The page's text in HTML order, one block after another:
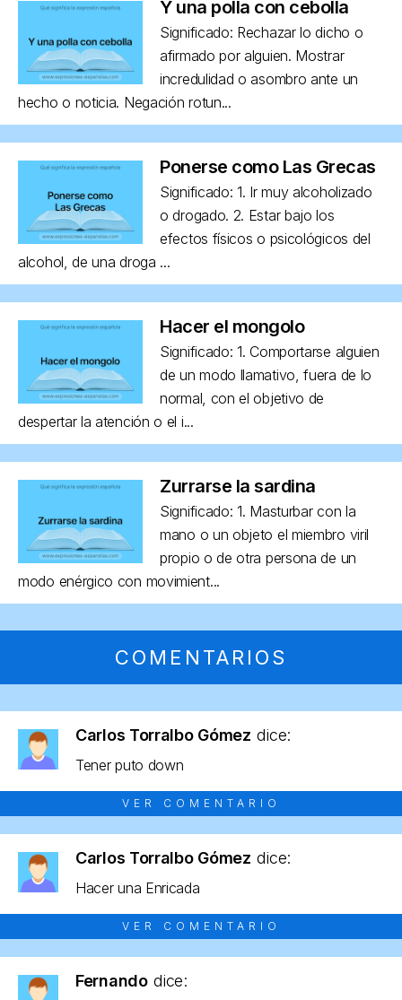
Y una polla con cebolla
Significado: Rechazar lo dicho o
afirmado por alguien. Mostrar
incredulidad o asombro ante un
hecho o noticia. Negación rotun...
Ponerse como Las Grecas
Significado: 1. Ir muy alcoholizado
o drogado. 2. Estar bajo los
efectos físicos o psicológicos del
alcohol, de una droga ...
Hacer el mongolo
Significado: 1. Comportarse alguien
de un modo llamativo, fuera de lo
normal, con el objetivo de
despertar la atención o el i...
Zurrarse la sardina
Significado: 1. Masturbar con la
mano o un objeto el miembro viril
propio o de otra persona de un
modo enérgico con movimient...
COMENTARIOS
Carlos Torralbo Gómez dice:
Tener puto down
VER COMENTARIO
Carlos Torralbo Gómez dice:
Hacer una Enricada
VER COMENTARIO
Fernando dice: